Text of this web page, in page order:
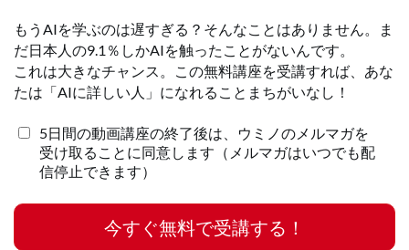
もうAIを学ぶのは遅すぎる？そんなことはありません。ま
だ日本人の9.1％しかAIを触ったことがないんです。
これは大きなチャンス。この無料講座を受講すれば、あな
たは「AIに詳しい人」になれることまちがいなし！
5日間の動画講座の終了後は、ウミノのメルマガを
受け取ることに同意します（メルマガはいつでも配
信停止できます）
今すぐ無料で受講する！